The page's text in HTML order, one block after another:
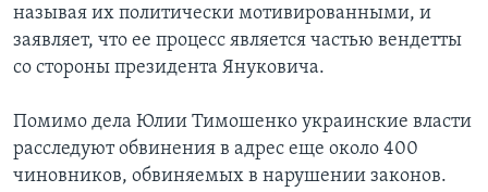
называя их политически мотивированными, и
заявляет, что ее процесс является частью вендетты
со стороны президента Януковича.
Помимо дела Юлии Тимошенко украинские власти
расследуют обвинения в адрес еще около 400
чиновников, обвиняемых в нарушении законов.